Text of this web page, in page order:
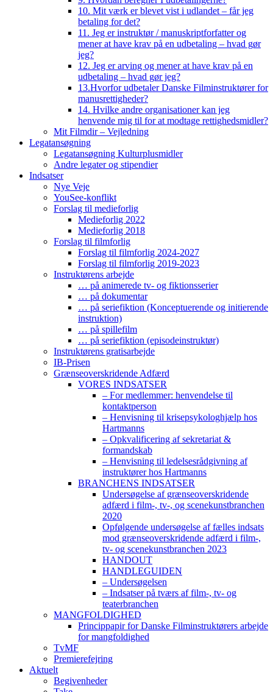
10. Mit værk er blevet vist i udlandet – får jeg
betaling for det?
11. Jeg er instruktør / manuskriptforfatter og
mener at have krav på en udbetaling – hvad gør
jeg?
12. Jeg er arving og mener at have krav på en
udbetaling – hvad gør jeg?
13.Hvorfor udbetaler Danske Filminstruktører for
manusrettigheder?
14. Hvilke andre organisationer kan jeg
henvende mig til for at modtage rettighedsmidler?
Mit Filmdir – Vejledning
Legatansøgning
Legatansøgning Kulturplusmidler
Andre legater og stipendier
Indsatser
Nye Veje
YouSee-konflikt
Forslag til medieforlig
Medieforlig 2022
Medieforlig 2018
Forslag til filmforlig
Forslag til filmforlig 2024-2027
Forslag til filmforlig 2019-2023
Instruktørens arbejde
… på animerede tv- og fiktionsserier
… på dokumentar
… på seriefiktion (Konceptuerende og initierende
instruktion)
… på spillefilm
… på seriefiktion (episodeinstruktør)
Instruktørens gratisarbejde
IB-Prisen
Grænseoverskridende Adfærd
VORES INDSATSER
– For medlemmer: henvendelse til
kontaktperson
– Henvisning til krisepsykologhjælp hos
Hartmanns
– Opkvalificering af sekretariat &
formandskab
– Henvisning til ledelsesrådgivning af
instruktører hos Hartmanns
BRANCHENS INDSATSER
Undersøgelse af grænseoverskridende
adfærd i film-, tv-, og scenekunstbranchen
2020
Opfølgende undersøgelse af fælles indsats
mod grænseoverskridende adfærd i film-,
tv- og scenekunstbranchen 2023
HANDOUT
HANDLEGUIDEN
– Undersøgelsen
– Indsatser på tværs af film-, tv- og
teaterbranchen
MANGFOLDIGHED
Princippapir for Danske Filminstruktørers arbejde
for mangfoldighed
TvMF
Premierefejring
Aktuelt
Begivenheder